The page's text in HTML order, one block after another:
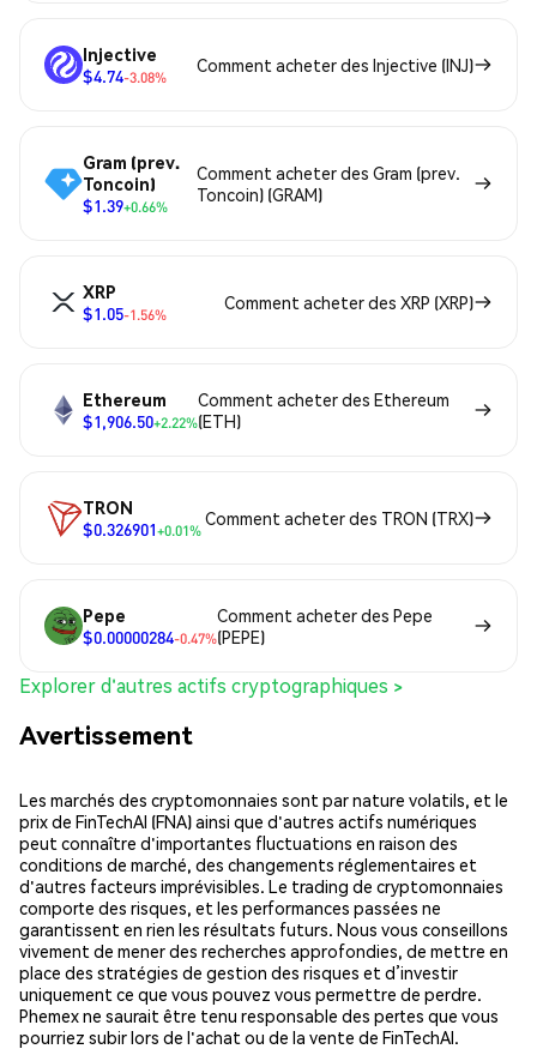
Injective
$4.74-3.08%
Comment acheter des Injective (INJ)
Gram (prev.
Toncoin)
$1.39+0.66%
Comment acheter des Gram (prev.
Toncoin) (GRAM)
XRP
$1.05-1.56%
Comment acheter des XRP (XRP)
Ethereum
$1,906.50+2.22%
Comment acheter des Ethereum
(ETH)
TRON
$0.326901+0.01%
Comment acheter des TRON (TRX)
Pepe
$0.00000284-0.47%
Comment acheter des Pepe
(PEPE)
Explorer d'autres actifs cryptographiques >
Avertissement
Les marchés des cryptomonnaies sont par nature volatils, et le
prix de FinTechAI (FNA) ainsi que d'autres actifs numériques
peut connaître d'importantes fluctuations en raison des
conditions de marché, des changements réglementaires et
d'autres facteurs imprévisibles. Le trading de cryptomonnaies
comporte des risques, et les performances passées ne
garantissent en rien les résultats futurs. Nous vous conseillons
vivement de mener des recherches approfondies, de mettre en
place des stratégies de gestion des risques et d’investir
uniquement ce que vous pouvez vous permettre de perdre.
Phemex ne saurait être tenu responsable des pertes que vous
pourriez subir lors de l'achat ou de la vente de FinTechAI.